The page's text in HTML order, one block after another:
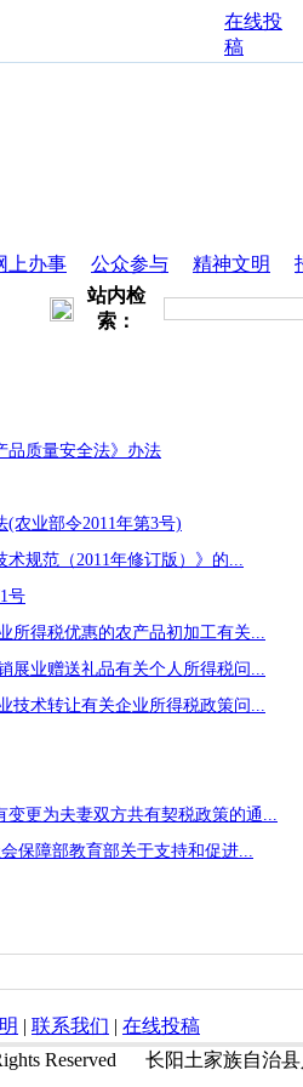
在线投
稿
上办事 公众参与 精神文明
站内检
索：
品质量安全法》办法
农业部令2011年第3号)
规范（2011年修订版）》的...
号
所得税优惠的农产品初加工有关...
展业赠送礼品有关个人所得税问...
技术转让有关企业所得税政策问...
更为夫妻双方共有契税政策的通...
保障部教育部关于支持和促进...
| 联系我们 | 在线投稿
Reserved 长阳土家族自治